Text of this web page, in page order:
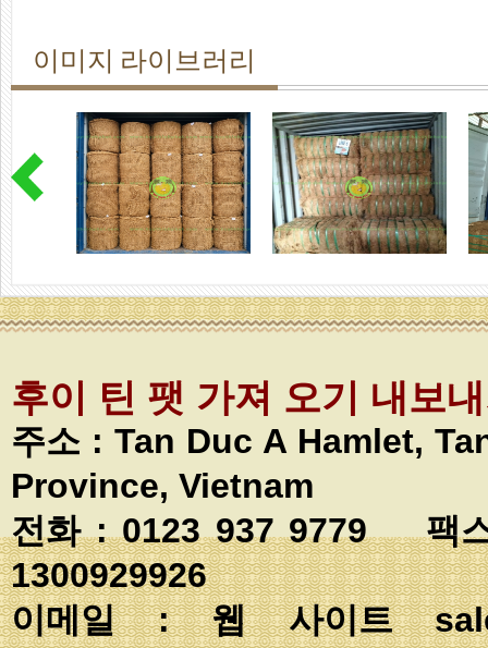
이미지 라이브러리
후이 틴 팻 가져 오기 내보
주소 : Tan Duc A Hamlet,
Province, Vietnam
전화 : 0123 937 9779 팩
1300929926
이메일 : 웹 사이트